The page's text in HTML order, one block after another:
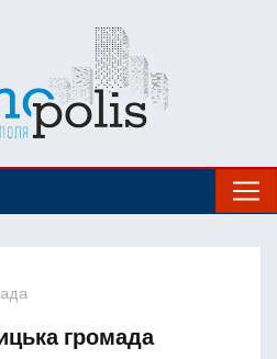
громада